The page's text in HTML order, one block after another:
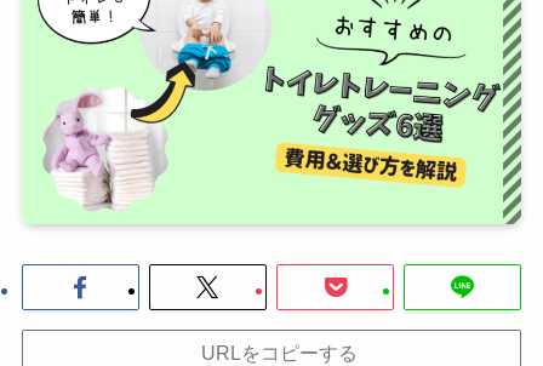
URLをコピーする